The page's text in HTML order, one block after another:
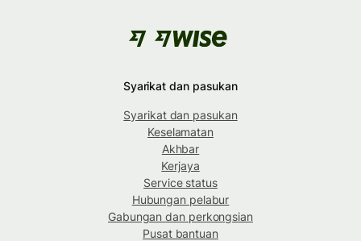
Syarikat dan pasukan
Syarikat dan pasukan
Keselamatan
Akhbar
Kerjaya
Service status
Hubungan pelabur
Gabungan dan perkongsian
Pusat bantuan